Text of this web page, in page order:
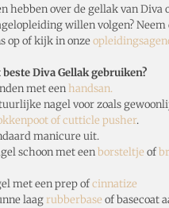
hebben over de gellak van Diva
willen volgen? Neem
op of kijk in onze
Diva Gellak gebruiken?
met een handsan.
nagel voor zoals
of cutticle pusher.
manicure uit.
schoon met een borsteltje of
met een prep ofcinnatize
laagrubberbase of basecoat